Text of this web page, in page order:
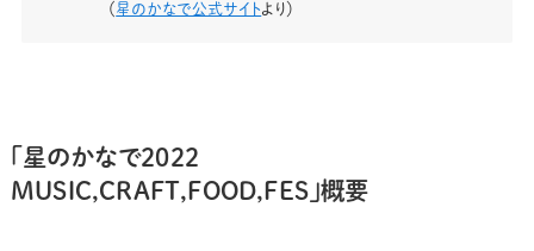
（ 星のかなで公式サイトより）
「星のかなで2022
MUSIC,CRAFT,FOOD,FES」概要